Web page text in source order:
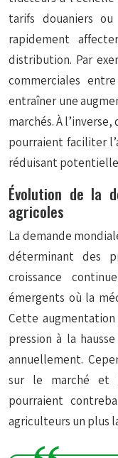
tarifs douaniers
rapidement
distribution. Par
commerciales
entraîner une
marchés. À
pourraient faciliter
réduisant
Évolution de la
agricoles
La demande
déterminant des
croissance
émergents où la
Cette
pression à la
annuellement.
sur le marché et
pourraient
agriculteurs un plus